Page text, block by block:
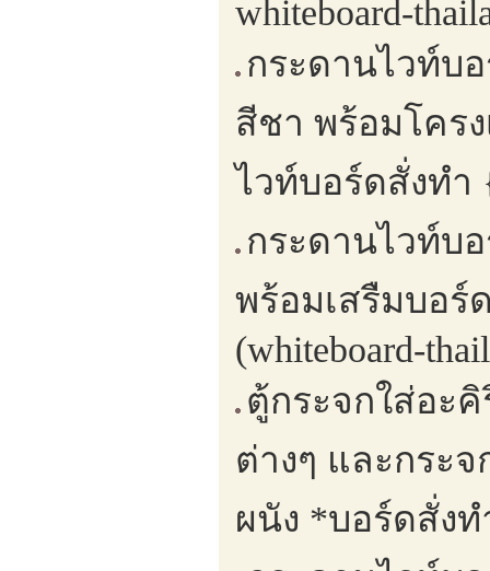
whiteboard-
กระดานไวท์บ
สีชา พร้อมโคร
ไวท์บอร์ดสั่งทำ
กระดานไวท์บ
พร้อมเสรืมบอร์
(whiteboard-
ตู้กระจกใส่อะ
ต่างๆ และกระ
ผนัง *บอร์ดสั่งท